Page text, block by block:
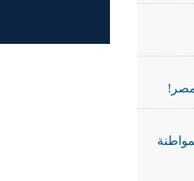
مصر!